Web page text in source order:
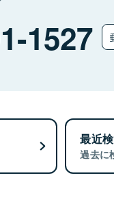
1527
最近
過去に